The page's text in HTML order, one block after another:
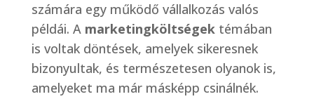
számára egy működő vállalkozás valós
példái. A marketingköltségektémában
is voltak döntések, amelyek sikeresnek
bizonyultak, és természetesen olyanok is,
amelyeket ma már másképp csinálnék.